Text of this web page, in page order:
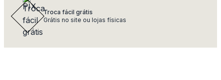
Troca fácil grátis
Grátis no site ou lojas físicas